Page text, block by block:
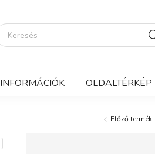
INFORMÁCIÓK OLDALTÉRKÉP
Előző termék